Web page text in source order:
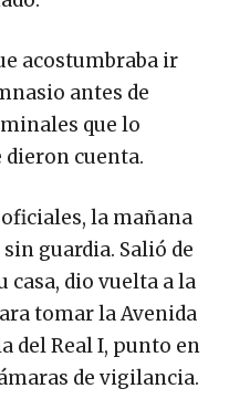
acostumbraba ir
antes de
que lo
cuenta.
la mañana
guardia. Salió de
casa, dio vuelta a la
tomar la Avenida
del Real I, punto en
de vigilancia.